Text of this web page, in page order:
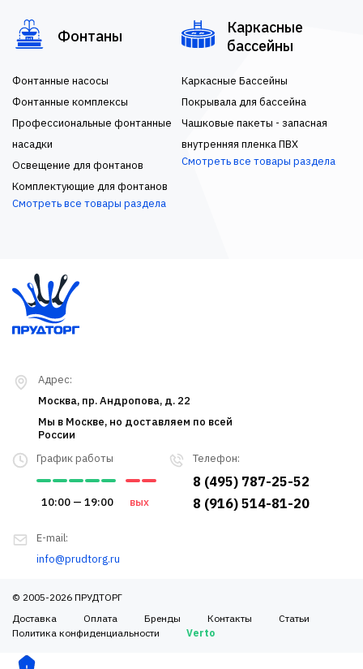
Фонтаны
Фонтанные насосы
Фонтанные комплексы
Профессиональные фонтанные
насадки
Освещение для фонтанов
Комплектующие для фонтанов
Смотреть все товары раздела
Каркасные
бассейны
Каркасные Бассейны
Покрывала для бассейна
Чашковые пакеты - запасная
внутренняя пленка ПВХ
Смотреть все товары раздела
Телефон:
8 (495) 787-25-52
8 (916) 514-81-20
График работы
10:00 — 19:00 вых
E-mail:
info@prudtorg.ru
Адрес:
Москва, пр. Андропова, д. 22
Мы в Москве, но доставляем по всей
России
© 2005-2026 ПРУДТОРГ
Доставка
Оплата Бренды Контакты
Статьи
Политика конфиденциальности
Verto